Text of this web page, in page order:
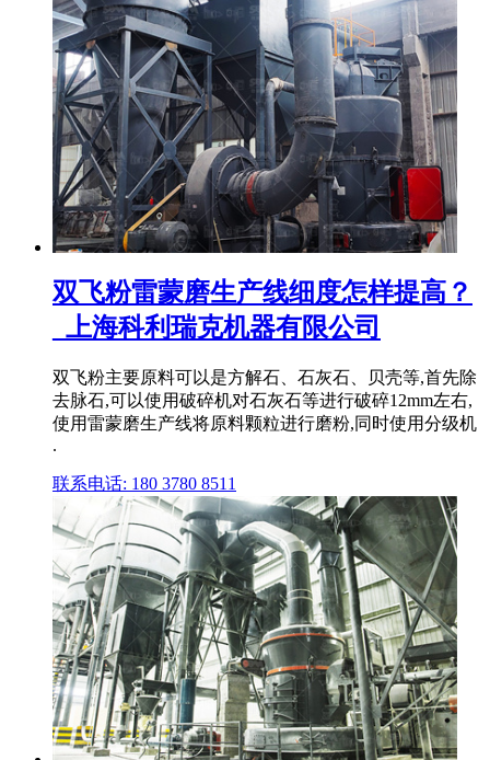
双飞粉雷蒙磨生产线细度怎样提高？
_上海科利瑞克机器有限公司
双飞粉主要原料可以是方解石、石灰石、贝壳等,首先除
去脉石,可以使用破碎机对石灰石等进行破碎12mm左右,
使用雷蒙磨生产线将原料颗粒进行磨粉,同时使用分级机
.
联系电话: 180 3780 8511